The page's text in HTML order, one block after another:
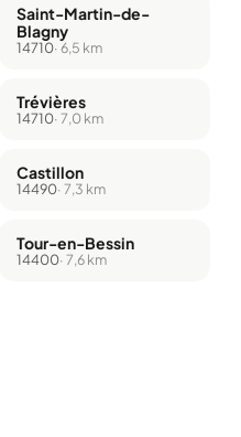
Saint-Martin-de-
Blagny
14710· 6,5 km
Trévières
14710· 7,0 km
Castillon
14490· 7,3 km
Tour-en-Bessin
14400· 7,6 km